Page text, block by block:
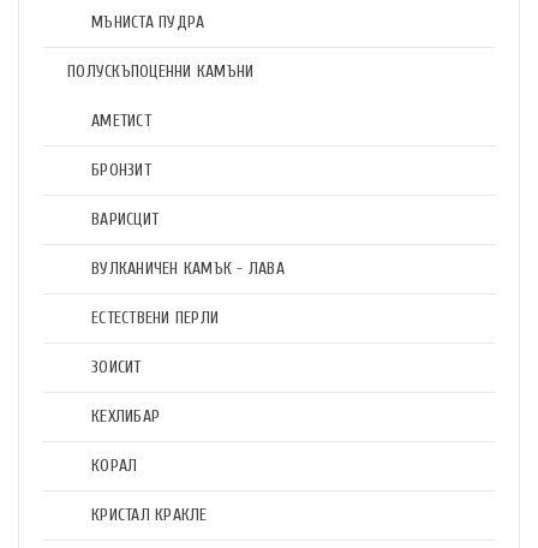
МЪНИСТА ПУДРА
ПОЛУСКЪПОЦЕННИ КАМЪНИ
АМЕТИСТ
БРОНЗИТ
ВАРИСЦИТ
ВУЛКАНИЧЕН КАМЪК - ЛАВА
ЕСТЕСТВЕНИ ПЕРЛИ
ЗОИСИТ
КЕХЛИБАР
КОРАЛ
КРИСТАЛ КРАКЛЕ